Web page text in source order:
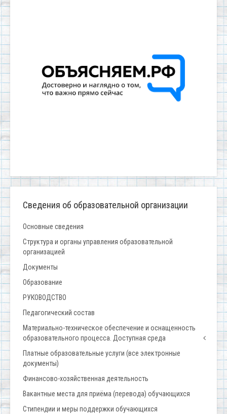
Сведения об образовательной организации
Основные сведения
Структура и органы управления образовательной
организацией
Документы
Образование
РУКОВОДСТВО
Педагогический состав
Материально-техническое обеспечение и оснащенность
образовательного процесса. Доступная среда
Платные образовательные услуги (все электронные
документы)
Финансово-хозяйственная деятельность
Вакантные места для приёма (перевода) обучающихся
Стипендии и меры поддержки обучающихся